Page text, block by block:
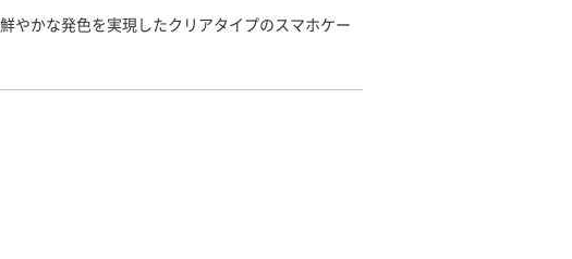
やかな発色を実現したクリアタイプのスマホケー